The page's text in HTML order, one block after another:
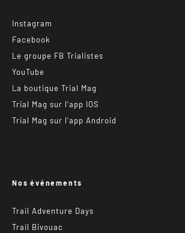
Instagram
Facebook
Le groupe FB Trialistes
YouTube
La boutique Trial Mag
Trial Mag sur l’app IOS
Trial Mag sur l’app Android
Nos événements
Trail Adventure Days
Trail Bivouac